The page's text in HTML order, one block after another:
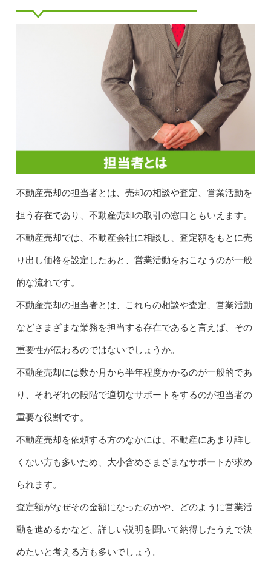
不動産売却の担当者とは、売却の相談や査定、営業活動を
担う存在であり、不動産売却の取引の窓口ともいえます。
不動産売却では、不動産会社に相談し、査定額をもとに売
り出し価格を設定したあと、営業活動をおこなうのが一般
的な流れです。
不動産売却の担当者とは、これらの相談や査定、営業活動
などさまざまな業務を担当する存在であると言えば、その
重要性が伝わるのではないでしょうか。
不動産売却には数か月から半年程度かかるのが一般的であ
り、それぞれの段階で適切なサポートをするのが担当者の
重要な役割です。
不動産売却を依頼する方のなかには、不動産にあまり詳し
くない方も多いため、大小含めさまざまなサポートが求め
られます。
査定額がなぜその金額になったのかや、どのように営業活
動を進めるかなど、詳しい説明を聞いて納得したうえで決
めたいと考える方も多いでしょう。